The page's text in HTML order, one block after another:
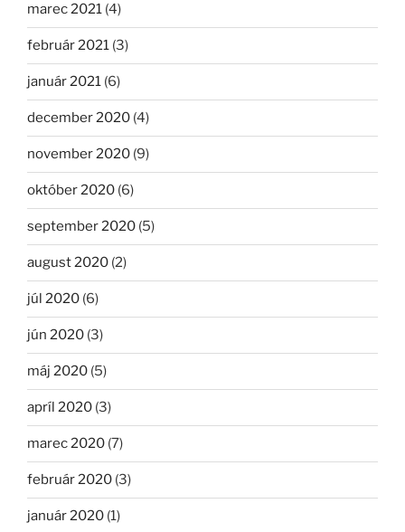
marec 2021 (4)
február 2021 (3)
január 2021 (6)
december 2020 (4)
november 2020 (9)
október 2020 (6)
september 2020 (5)
august 2020 (2)
júl 2020 (6)
jún 2020 (3)
máj 2020 (5)
apríl 2020 (3)
marec 2020 (7)
február 2020 (3)
január 2020 (1)